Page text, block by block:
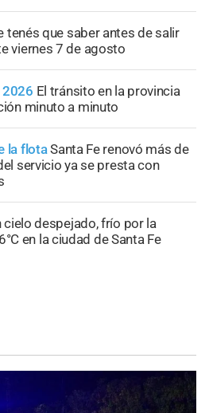
tenés que saber antes de salir
viernes 7 de agosto
2026 El tránsito en la provincia
minuto a minuto
la flotaSanta Fe renovó más de
servicio ya se presta con
cielo despejado, frío por la
en la ciudad de Santa Fe